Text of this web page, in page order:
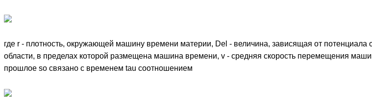
где r - плотность, окружающей машину времени материи, Del - величина, зависящая от
области, в пределах которой размещена машина времени, v - средняя скорость перемещения
прошлое so связано с временем tau соотношением